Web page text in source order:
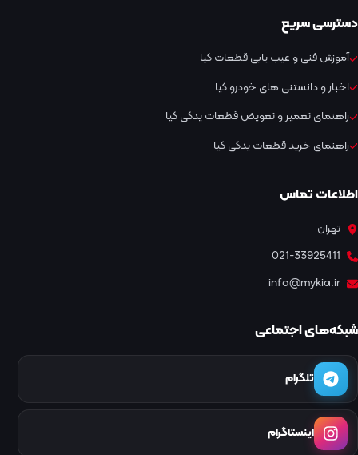
دسترسی سریع
آموزش فنی و عیب یابی قطعات کیا
اخبار و دانستنی های خودرو کیا
راهنمای تعمیر و تعویض قطعات یدکی کیا
راهنمای خرید قطعات یدکی کیا
اطلاعات تماس
تهران
021-33925411
info@mykia.ir
شبکه‌های اجتماعی
تلگرام
اینستاگرام